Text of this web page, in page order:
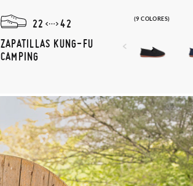
(9 COLORES)
22
42
ZAPATILLAS KUNG-FU
CAMPING